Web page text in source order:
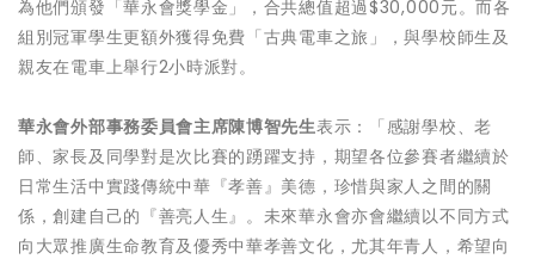
為他們頒發「華永會獎學金」，合共總值超過$30,000元。而各
組別冠軍學生更額外獲得免費「古典電車之旅」，與學校師生及
親友在電車上舉行2小時派對。
華永會外部事務委員會主席陳博智先生表示：「感謝學校、老
師、家長及同學對是次比賽的踴躍支持，期望各位參賽者繼續於
日常生活中實踐傳統中華『孝善』美德，珍惜與家人之間的關
係，創建自己的『善亮人生』。未來華永會亦會繼續以不同方式
向大眾推廣生命教育及優秀中華孝善文化，尤其年青人，希望向